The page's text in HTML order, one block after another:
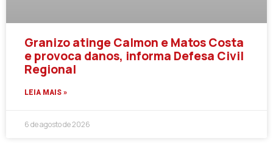
Granizo atinge Calmon e Matos Costa
e provoca danos, informa Defesa Civil
Regional
LEIA MAIS »
6 de agosto de 2026